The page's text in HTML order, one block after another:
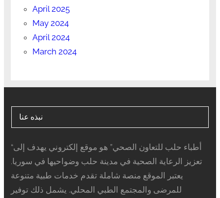
April 2025
May 2024
April 2024
March 2024
نبذه عنا
“أطباء حلب للتعاون الصحي” هو موقع إلكتروني يهدف إلى
تعزيز الرعاية الصحية في مدينة حلب وضواحيها في سوريا.
يعتبر الموقع منصة شاملة تقدم خدمات طبية متنوعة
للمرضى والمجتمع الطبي المحلي. يشمل ذلك توفير